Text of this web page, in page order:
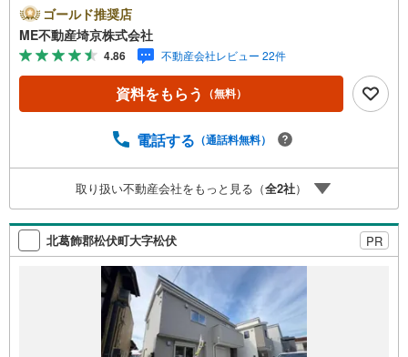
ご希望の日時をご記入いただけますとスムーズにご案内が
可能です。■ご来店特典1.ご見学、ご来店後にアンケート記
入でもれなく3、000円のQUOカードプレゼント（1組様1回
限り後日郵送）2.未公開の物件情報をご紹介3.不動産ご購
入、ご売却、太陽光発電システムご検討中のお客様、ご紹
介でもれなくQUOカード3、000円分プレゼント更にご紹介
円のご紹介料をお支払いさせて頂きます！詳しくはスタッ
マイカーでも安心！2.チャイルドスペース、授乳室、ベビ
ーベッド完備3.他にもファミリーに優しい『あったら良い
な』がここにある！ミルク用浄水サーバー、紙おむつ、ア
メニティ、大型個室2部屋、各ブースモニター等
ゴールド推奨店
ME不動産埼京株式会社
4.86 不動産会社レビュー 22件
資料をもらう （無料）
電話する （通話料無料）
取り扱い不動産会社をもっと見る（全2社）
北葛飾郡松伏町大字松伏 PR